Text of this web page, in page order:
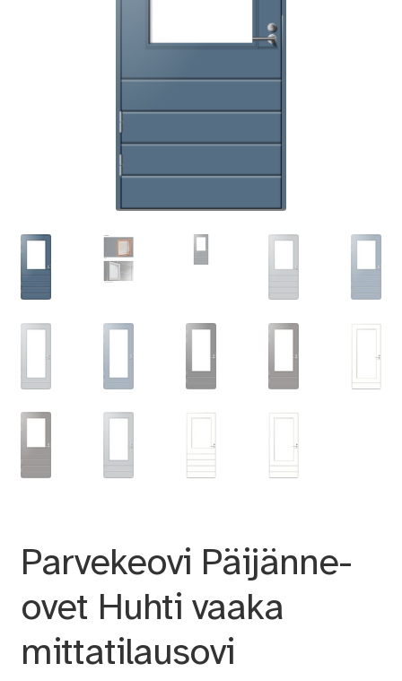
Parvekeovi Päijänne-
ovet Huhti vaaka
mittatilausovi